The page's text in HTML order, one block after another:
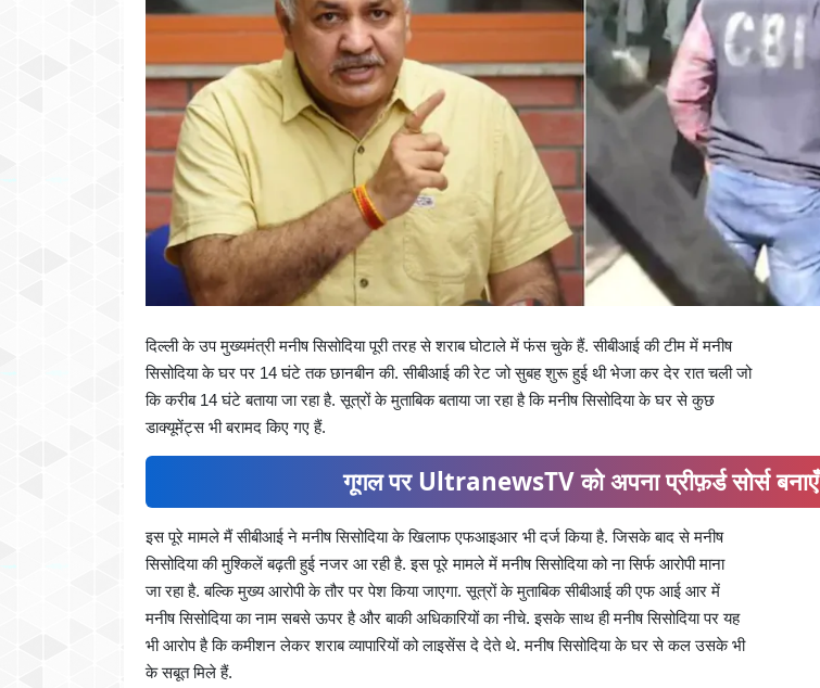
दिल्ली के उप मुख्यमंत्री मनीष सिसोदिया पूरी तरह से शराब घोटाले में फंस चुके हैं. सीबीआई की टीम में मनीष
सिसोदिया के घर पर 14 घंटे तक छानबीन की. सीबीआई की रेट जो सुबह शुरू हुई थी भेजा कर देर रात चली जो
कि करीब 14 घंटे बताया जा रहा है. सूत्रों के मुताबिक बताया जा रहा है कि मनीष सिसोदिया के घर से कुछ
डाक्यूमेंट्स भी बरामद किए गए हैं.
गूगल पर UltranewsTV को अपना प्रीफ़र्ड सोर्स बनाएँ
इस पूरे मामले मैं सीबीआई ने मनीष सिसोदिया के खिलाफ एफआइआर भी दर्ज किया है. जिसके बाद से मनीष
सिसोदिया की मुश्किलें बढ़ती हुई नजर आ रही है. इस पूरे मामले में मनीष सिसोदिया को ना सिर्फ आरोपी माना
जा रहा है. बल्कि मुख्य आरोपी के तौर पर पेश किया जाएगा. सूत्रों के मुताबिक सीबीआई की एफ आई आर में
मनीष सिसोदिया का नाम सबसे ऊपर है और बाकी अधिकारियों का नीचे. इसके साथ ही मनीष सिसोदिया पर यह
भी आरोप है कि कमीशन लेकर शराब व्यापारियों को लाइसेंस दे देते थे. मनीष सिसोदिया के घर से कल उसके भी
के सबूत मिले हैं.